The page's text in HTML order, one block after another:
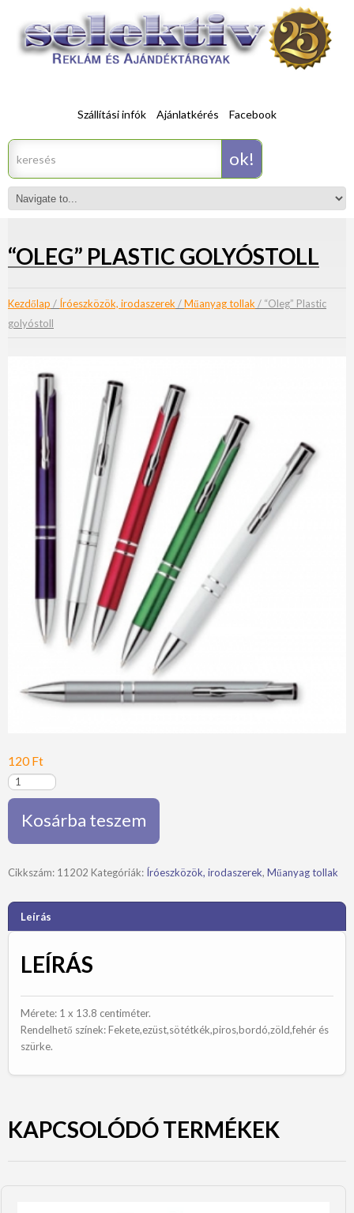
Szállítási infók Ajánlatkérés Facebook
“OLEG” PLASTIC GOLYÓSTOLL
Kezdőlap / Íróeszközök, irodaszerek/Műanyag tollak/ “Oleg” Plastic
golyóstoll
120Ft
"Oleg"
Plastic
golyóstoll
mennyiség
Kosárba teszem
Cikkszám: 11202 Kategóriák: Íróeszközök, irodaszerek, Műanyag tollak
Leírás
LEÍRÁS
Mérete: 1 x 13.8 centiméter.
Rendelhető színek: Fekete,ezüst,sötétkék,piros,bordó,zöld,fehér és
szürke.
KAPCSOLÓDÓ TERMÉKEK